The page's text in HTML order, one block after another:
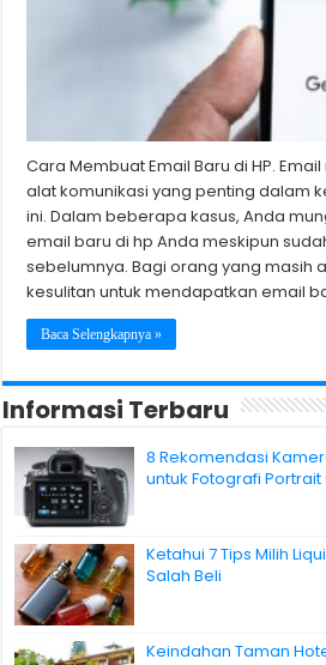
Cara Membuat Email Baru di HP.
alat komunikasi yang penting dalam
ini. Dalam beberapa kasus, Anda
email baru di hp Anda meskipun
sebelumnya. Bagi orang yang masih
kesulitan untuk mendapatkan email
Baca Selengkapnya »
Informasi Terbaru
8 Rekomendasi
untuk Fotografi
Ketahui 7 Tips Milih
Salah Beli
Keindahan Taman